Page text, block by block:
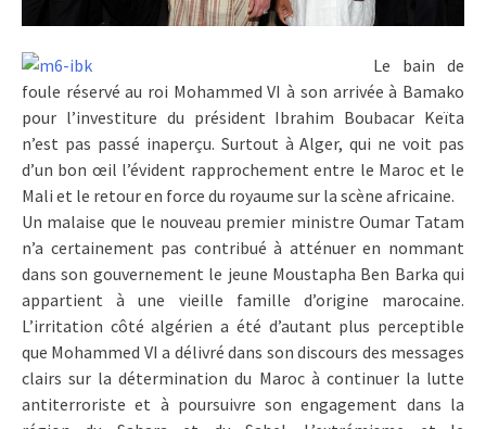
Le bain de
foule réservé au roi Mohammed VI à son arrivée à Bamako
pour l’investiture du président Ibrahim Boubacar Keïta
n’est pas passé inaperçu. Surtout à Alger, qui ne voit pas
d’un bon œil l’évident rapprochement entre le Maroc et le
Mali et le retour en force du royaume sur la scène africaine.
Un malaise que le nouveau premier ministre Oumar Tatam
n’a certainement pas contribué à atténuer en nommant
dans son gouvernement le jeune Moustapha Ben Barka qui
appartient à une vieille famille d’origine marocaine.
L’irritation côté algérien a été d’autant plus perceptible
que Mohammed VI a délivré dans son discours des messages
clairs sur la détermination du Maroc à continuer la lutte
antiterroriste et à poursuivre son engagement dans la